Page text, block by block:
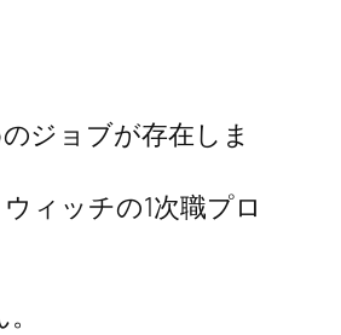
ジョブが存在しま
ィッチの1次職プロ